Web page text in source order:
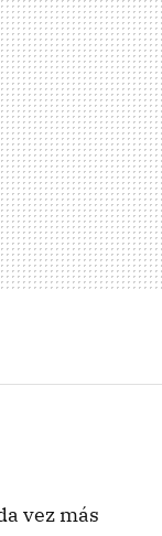
vez más